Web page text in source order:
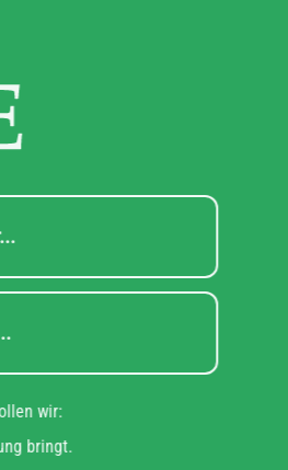
für...
für...
das wollen wir:
bringt.